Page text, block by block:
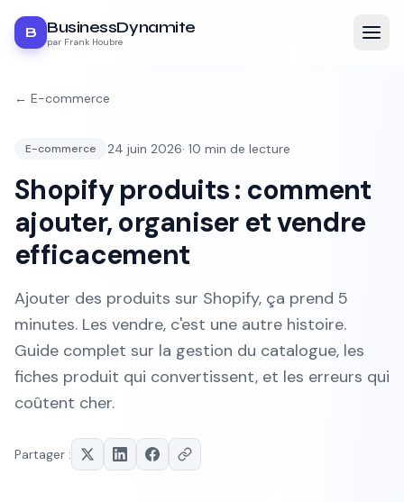
B BusinessDynamite
par Frank Houbre
← E-commerce
E-commerce 24 juin 2026· 10 min de lecture
Shopify produits : comment
ajouter, organiser et vendre
efficacement
Ajouter des produits sur Shopify, ça prend 5
minutes. Les vendre, c'est une autre histoire.
Guide complet sur la gestion du catalogue, les
fiches produit qui convertissent, et les erreurs qui
coûtent cher.
Partager :